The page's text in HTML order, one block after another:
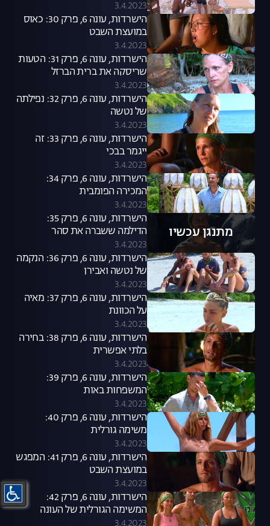
3.4.2023
הישרדות, עונה 6, פרק 30: כאוס
במועצת השבט
3.4.2023
הישרדות, עונה 6, פרק 31: הטעות
שריסקה את ברית הברזל
3.4.2023
הישרדות, עונה 6, פרק 32: נפילתה
של נטשה
3.4.2023
הישרדות, עונה 6, פרק 33: זה
ייגמר בבכי
3.4.2023
הישרדות, עונה 6, פרק 34:
המכירה הפומבית
3.4.2023
מתנגן עכשיו
הישרדות, עונה 6, פרק 35:
הדילמה ששברה את סהר
3.4.2023
הישרדות, עונה 6, פרק 36: הנקמה
של נטשה ואבירן
3.4.2023
הישרדות, עונה 6, פרק 37: מאיה
על הכוונת
3.4.2023
הישרדות, עונה 6, פרק 38: בחירה
בלתי אפשרית
3.4.2023
הישרדות, עונה 6, פרק 39:
המשפחות באות
3.4.2023
הישרדות, עונה 6, פרק 40:
משימה גורלית
3.4.2023
הישרדות, עונה 6, פרק 41: המפגש
במועצת השבט
3.4.2023
הישרדות, עונה 6, פרק 42:
המשימה הגורלית של העונה